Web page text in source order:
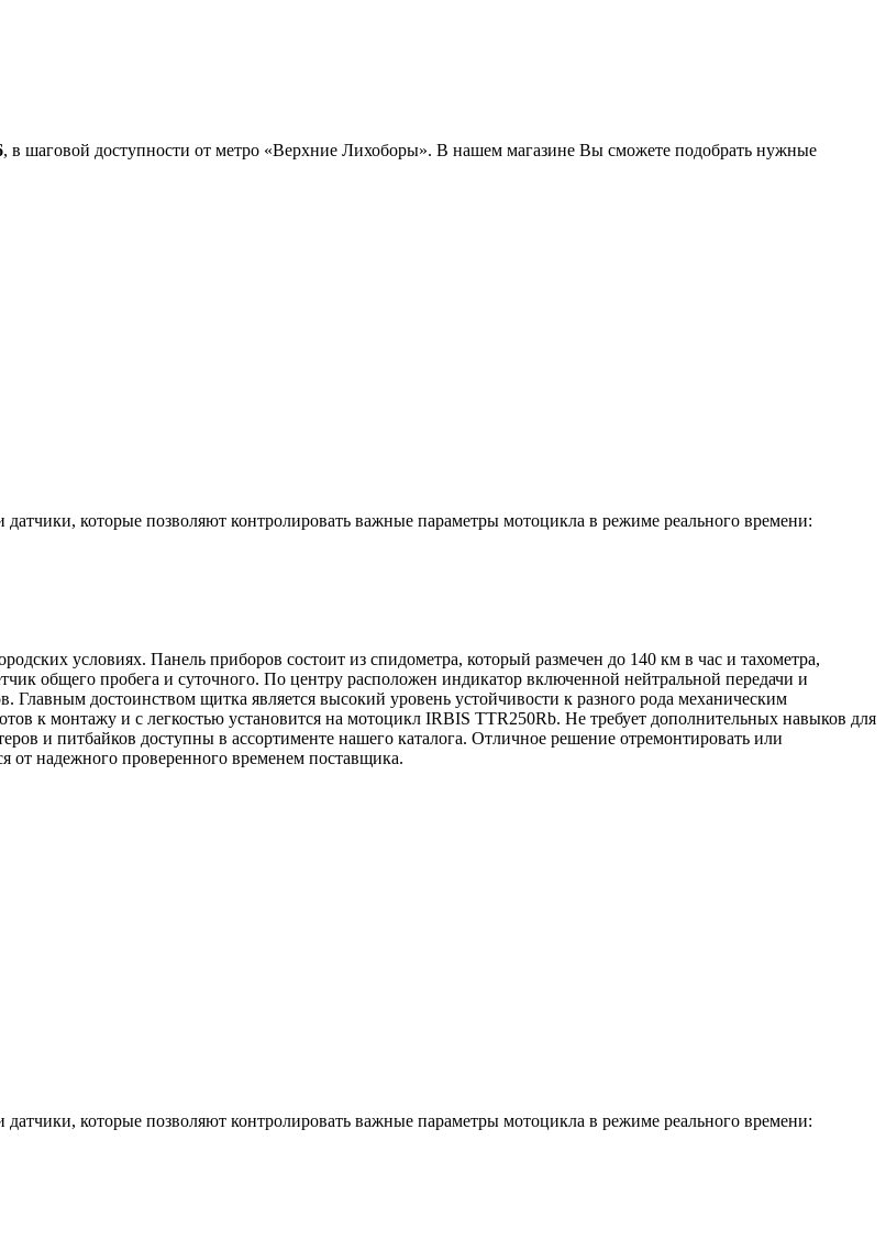
, в шаговой доступности от метро «Верхние Лихоборы». В нашем магазине Вы сможете подобрать нужные
которые позволяют контролировать важные параметры мотоцикла в режиме реального времени:
условиях. Панель приборов состоит из спидометра, который размечен до 140 км в час и тахометра,
общего пробега и суточного. По центру расположен индикатор включенной нейтральной передачи и
Главным достоинством щитка является высокий уровень устойчивости к разного рода механическим
к монтажу и с легкостью установится на мотоцикл IRBIS TTR250Rb. Не требует дополнительных навыков для
и питбайков доступны в ассортименте нашего каталога. Отличное решение отремонтировать или
надежного проверенного временем поставщика.
которые позволяют контролировать важные параметры мотоцикла в режиме реального времени: